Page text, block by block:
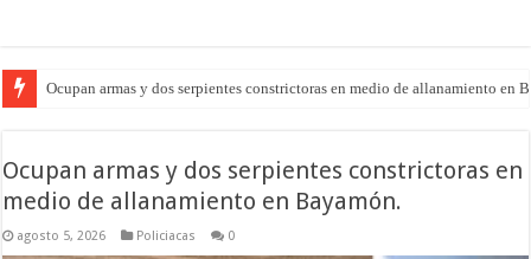
Ocupan armas y dos serpientes constrictoras en medio de allanamiento en
Ocupan armas y dos serpientes constrictoras en
medio de allanamiento en Bayamón.
agosto 5, 2026 Policiacas 0